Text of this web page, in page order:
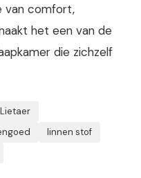
van comfort,
het een van de
die zichzelf
linnen stof